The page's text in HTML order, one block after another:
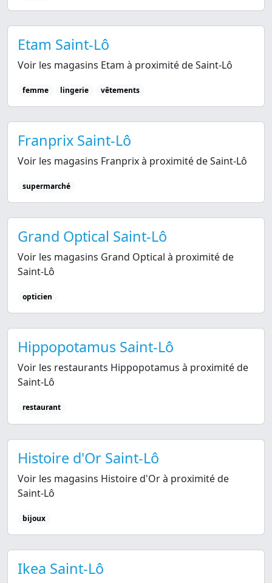
Etam Saint-Lô
Voir les magasins Etam à proximité de Saint-Lô
femme lingerie vêtements
Franprix Saint-Lô
Voir les magasins Franprix à proximité de Saint-Lô
supermarché
Grand Optical Saint-Lô
Voir les magasins Grand Optical à proximité de
Saint-Lô
opticien
Hippopotamus Saint-Lô
Voir les restaurants Hippopotamus à proximité de
Saint-Lô
restaurant
Histoire d'Or Saint-Lô
Voir les magasins Histoire d'Or à proximité de
Saint-Lô
bijoux
Ikea Saint-Lô